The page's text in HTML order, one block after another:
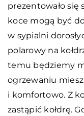
prezentowało się
koce mogą być
w sypialni
polarowy na
temu będziemy
ogrzewaniu
i komfortowo. Z
zastąpić kołdrę.